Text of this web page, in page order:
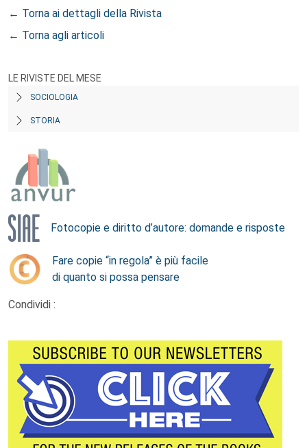
← Torna ai dettagli della Rivista
← Torna agli articoli
LE RIVISTE DEL MESE
SOCIOLOGIA
STORIA
Fotocopie e diritto d’autore: domande e risposte
Fare copie “in regola” è più facile
di quanto si possa pensare
Condividi :